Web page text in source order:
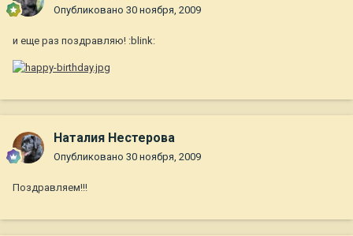
Опубликовано 30 ноября, 2009
и еще раз поздравляю! :blink:
Наталия Нестерова
Опубликовано 30 ноября, 2009
Поздравляем!!!